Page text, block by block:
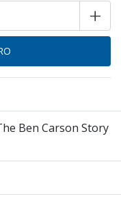
+
Ben Carson Story